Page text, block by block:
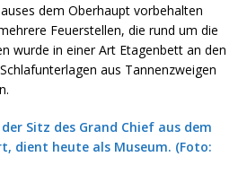
dem Oberhaupt vorbehalten
Feuerstellen, die rund um die
wurde in einer Art Etagenbett an den
aus Tannenzweigen